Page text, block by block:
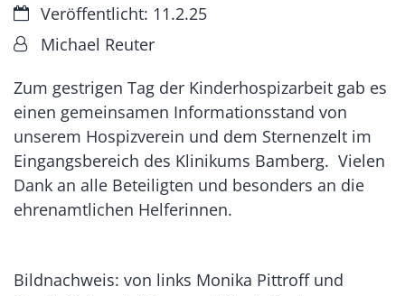
Datum:Veröffentlicht: 11.2.25
Von:Michael Reuter
Zum gestrigen Tag der Kinderhospizarbeit gab es
einen gemeinsamen Informationsstand von
unserem Hospizverein und dem Sternenzelt im
Eingangsbereich des Klinikums Bamberg. Vielen
Dank an alle Beteiligten und besonders an die
ehrenamtlichen Helferinnen.
Bildnachweis: von links Monika Pittroff und